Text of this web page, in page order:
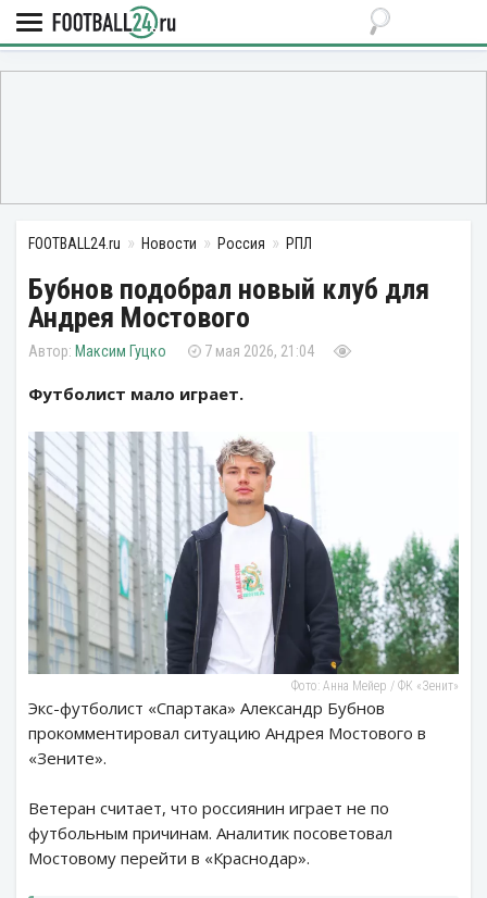
FOOTBALL24.ru Новости Россия РПЛ
Бубнов подобрал новый клуб для
Андрея Мостового
Максим Гуцко 7 мая 2026, 21:04
Футболист мало играет.
Фото: Анна Мейер / ФК «Зенит»
Экс-футболист «Спартака» Александр Бубнов
прокомментировал ситуацию Андрея Мостового в
«Зените».
Ветеран считает, что россиянин играет не по
футбольным причинам. Аналитик посоветовал
Мостовому перейти в «Краснодар».